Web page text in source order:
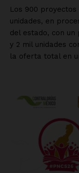
Los 900
unidades, en
del estado, con
y 2 mil unidades
la oferta total en